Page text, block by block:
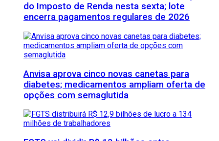
do Imposto de Renda nesta sexta; lote
encerra pagamentos regulares de 2026
Anvisa aprova cinco novas canetas para
diabetes; medicamentos ampliam oferta de
opções com semaglutida